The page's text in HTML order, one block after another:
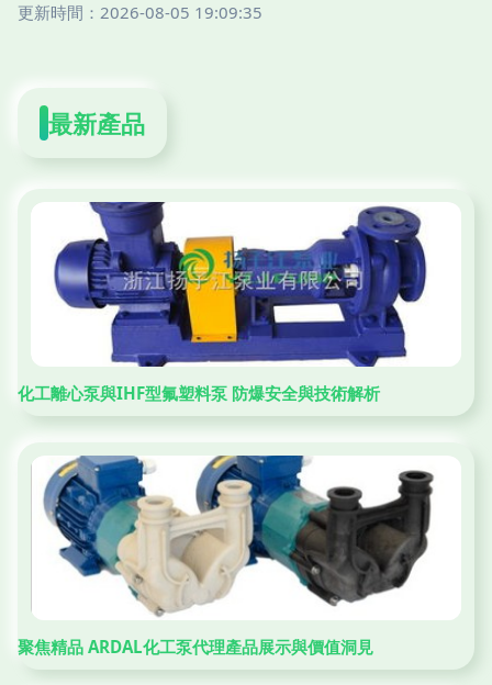
更新時間：2026-08-05 19:09:35
最新產品
化工離心泵與IHF型氟塑料泵 防爆安全與技術解析
聚焦精品 ARDAL化工泵代理產品展示與價值洞見